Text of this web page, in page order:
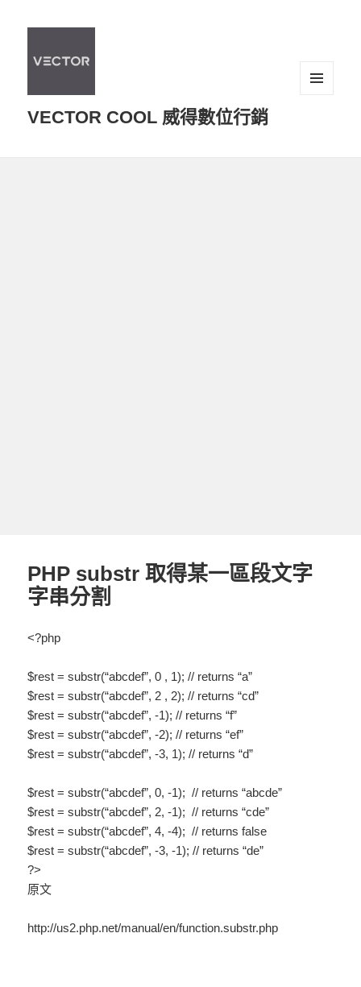
VECTOR COOL 威得數位行銷
PHP substr 取得某一區段文字
字串分割
<?php
$rest = substr(“abcdef”, 0 , 1); // returns “a”
$rest = substr(“abcdef”, 2 , 2); // returns “cd”
$rest = substr(“abcdef”, -1); // returns “f”
$rest = substr(“abcdef”, -2); // returns “ef”
$rest = substr(“abcdef”, -3, 1); // returns “d”
$rest = substr(“abcdef”, 0, -1); // returns “abcde”
$rest = substr(“abcdef”, 2, -1); // returns “cde”
$rest = substr(“abcdef”, 4, -4); // returns false
$rest = substr(“abcdef”, -3, -1); // returns “de”
?>
原文
http://us2.php.net/manual/en/function.substr.php